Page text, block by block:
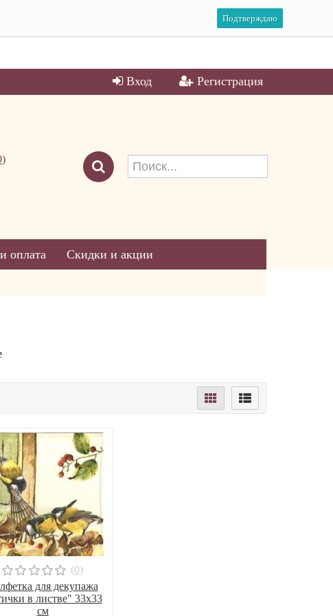
Подтверждаю
Вход Регистрация
)
оплата
Скидки и акции
(0)
для декупажа
в листве" 33х33
см